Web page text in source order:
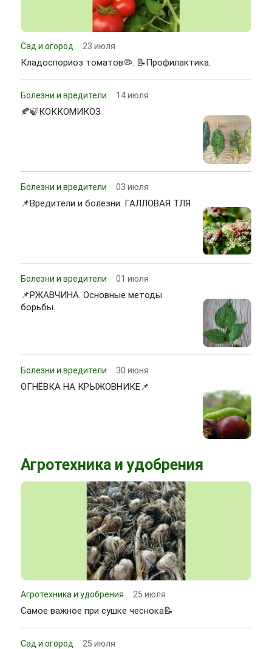
Сад и огород 23 июля
Кладоспориоз томатов🦠. 📝Профилактика.
Болезни и вредители 14 июля
🍂🍃КОККОМИКОЗ
Болезни и вредители 03 июля
📌Вредители и болезни. ГАЛЛОВАЯ ТЛЯ
Болезни и вредители 01 июля
📌РЖАВЧИНА. Основные методы
борьбы.
Болезни и вредители 30 июня
ОГНЁВКА НА КРЫЖОВНИКЕ📌
Агротехника и удобрения
Агротехника и удобрения 25 июля
Самое важное при сушке чеснока📝
Сад и огород 25 июля